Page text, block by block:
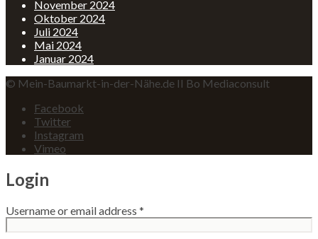
November 2024
Oktober 2024
Juli 2024
Mai 2024
Januar 2024
© Mein-Baumarkt-in-der-Nähe.de II Bo Mediaconsult
Facebook
Twitter
Instagram
Vimeo
Login
Username or email address *